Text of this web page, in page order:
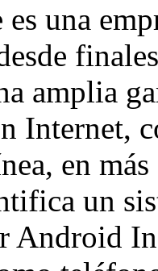
una
amplia
Internet,
en
un
Android